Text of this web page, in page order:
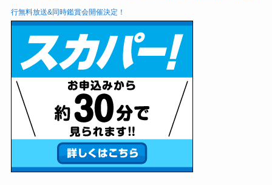
行無料放送&同時鑑賞会開催決定！